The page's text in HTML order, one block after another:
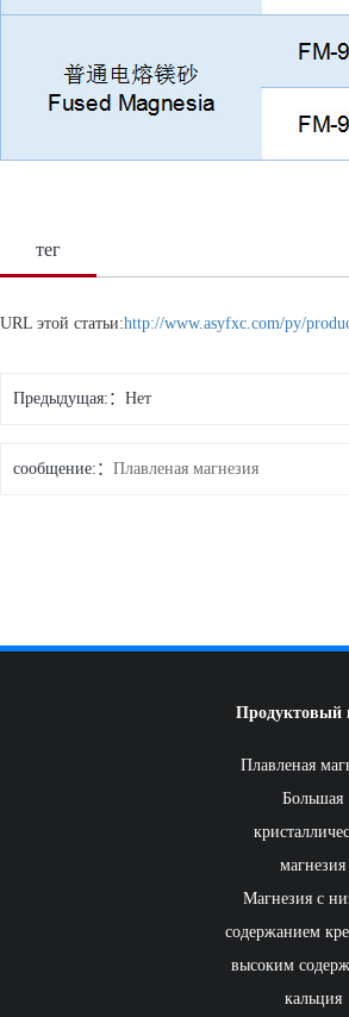
тег
URL этой статьи:http://www.asyfxc.com/py/
Предыдущая: Нет
сообщение: Плавленая магнезия
Продуктовый
Плавленая
Большая
магнезия
Магнезия с
содержанием
высоким
кальция